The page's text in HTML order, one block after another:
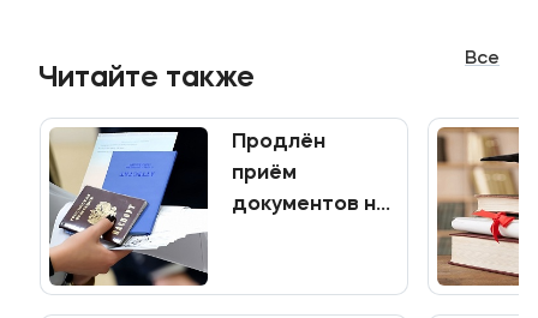
Читайте также
Все
Продлён
приём
документов на
профессионального